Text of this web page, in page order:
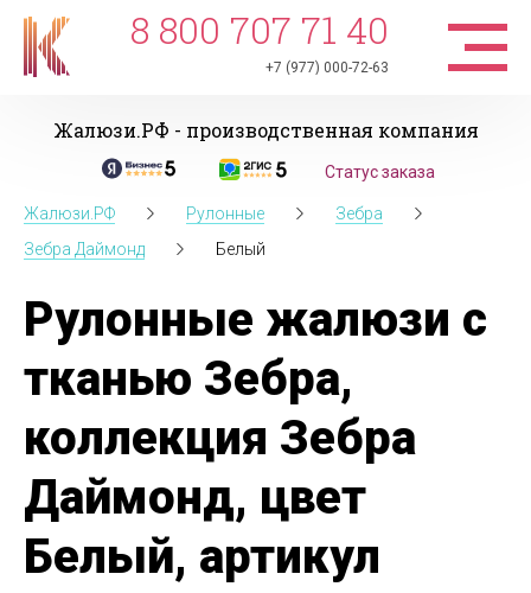
8 800 707 71 40
+7 (977) 000-72-63
Жалюзи.РФ - производственная компания
Статус заказа
Жалюзи.РФ Рулонные
Зебра
Зебра Даймонд
Белый
Рулонные жалюзи с
тканью Зебра,
коллекция Зебра
Даймонд, цвет
Белый, артикул